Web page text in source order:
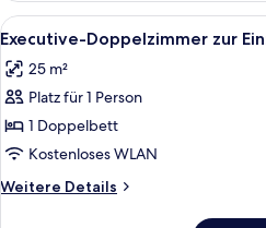
zur
Einzelnutzung,
Doppelbett
Alle
Fotos
für
Executive-
Doppelzimmer
zur
Einzelnutzung,
1
2
Executive-Doppelzimmer zur
25 m²
Platz für 1 Person
1 Doppelbett
Kostenloses WLAN
Weitere Details
Weitere